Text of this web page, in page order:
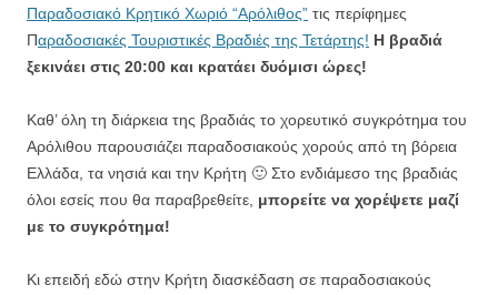
Παραδοσιακό Κρητικό Χωριό “Αρόλιθος” τις περίφημες
Παραδοσιακές Τουριστικές Βραδιές της Τετάρτης! Η βραδιά
ξεκινάει στις 20:00 και κρατάει δυόμισι ώρες!
Καθ’ όλη τη διάρκεια της βραδιάς το χορευτικό συγκρότημα του
Αρόλιθου παρουσιάζει παραδοσιακούς χορούς από τη βόρεια
Ελλάδα, τα νησιά και την Κρήτη 🙂 Στο ενδιάμεσο της βραδιάς
όλοι εσείς που θα παραβρεθείτε, μπορείτε να χορέψετε μαζί
με το συγκρότημα!
Κι επειδή εδώ στην Κρήτη διασκέδαση σε παραδοσιακούς